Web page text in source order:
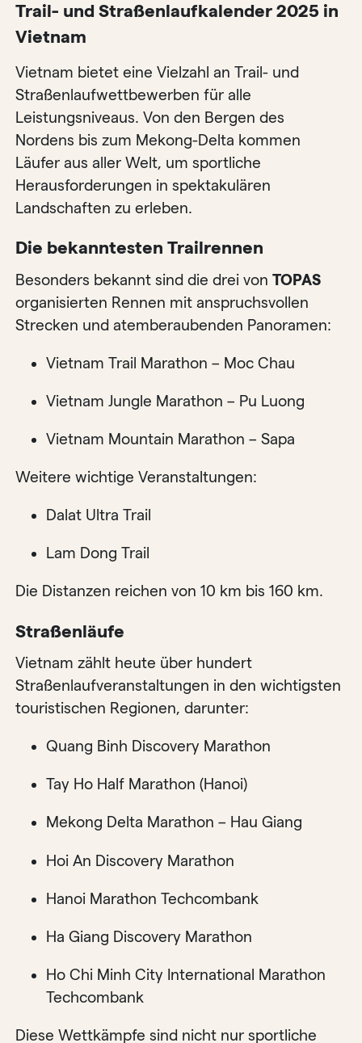
Trail- und Straßenlaufkalender 2025 in
Vietnam
Vietnam bietet eine Vielzahl an Trail- und
Straßenlaufwettbewerben für alle
Leistungsniveaus. Von den Bergen des
Nordens bis zum Mekong-Delta kommen
Läufer aus aller Welt, um sportliche
Herausforderungen in spektakulären
Landschaften zu erleben.
Die bekanntesten Trailrennen
Besonders bekannt sind die drei vonTOPAS
organisierten Rennen mit anspruchsvollen
Strecken und atemberaubenden Panoramen:
Vietnam Trail Marathon – Moc Chau
Vietnam Jungle Marathon – Pu Luong
Vietnam Mountain Marathon – Sapa
Weitere wichtige Veranstaltungen:
Dalat Ultra Trail
Lam Dong Trail
Die Distanzen reichen von 10 km bis 160 km.
Straßenläufe
Vietnam zählt heute über hundert
Straßenlaufveranstaltungen in den wichtigsten
touristischen Regionen, darunter:
Quang Binh Discovery Marathon
Tay Ho Half Marathon (Hanoi)
Mekong Delta Marathon – Hau Giang
Hoi An Discovery Marathon
Hanoi Marathon Techcombank
Ha Giang Discovery Marathon
Ho Chi Minh City International Marathon
Techcombank
Diese Wettkämpfe sind nicht nur sportliche